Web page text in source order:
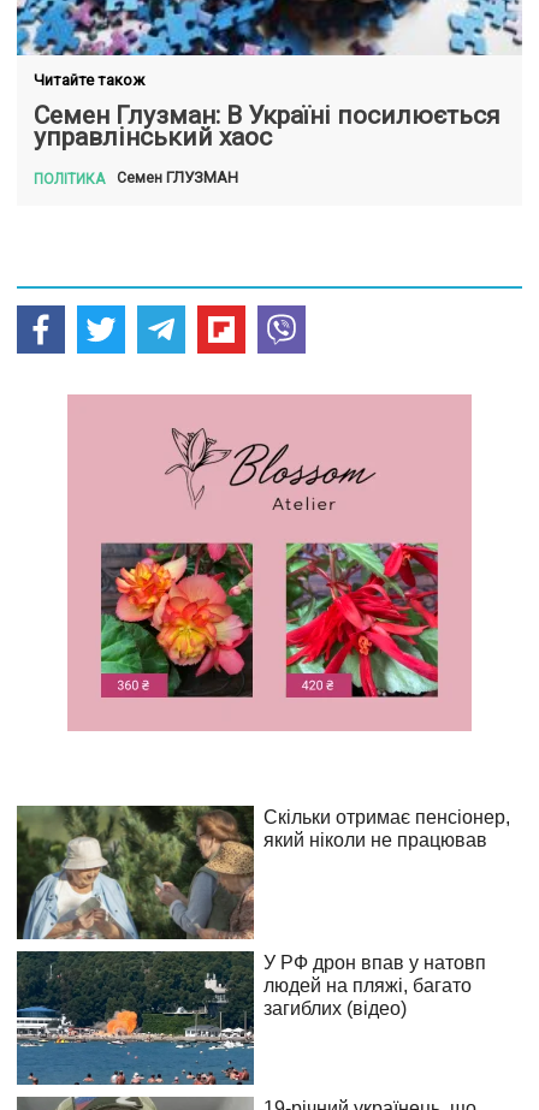
Читайте також
Семен Глузман: В Україні посилюється
управлінський хаос
ПОЛІТИКА Семен ГЛУЗМАН